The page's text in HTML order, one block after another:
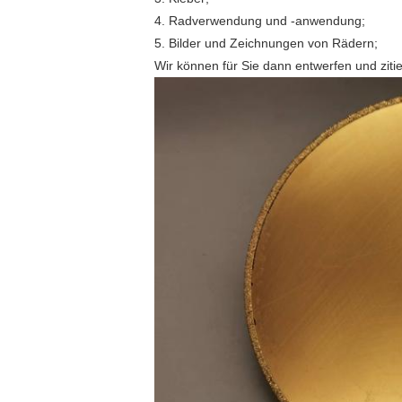
4. Radverwendung und -anwendung;
5. Bilder und Zeichnungen von Rädern;
Wir können für Sie dann entwerfen und